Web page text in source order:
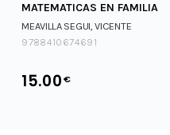
MATEMATICAS EN FAMILIA
MEAVILLA SEGUI, VICENTE
9788410674691
15.00€